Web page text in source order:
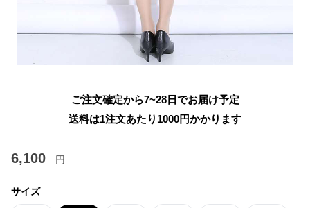
ご注文確定から7~28日でお届け予定
送料は1注文あたり 1000円かかります
6,100 円
サイズ